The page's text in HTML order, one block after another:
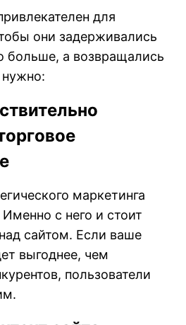
для
они задерживались
больше, а возвращались
маркетинга
с него и стоит
сайтом. Если ваше
выгоднее, чем
пользователи